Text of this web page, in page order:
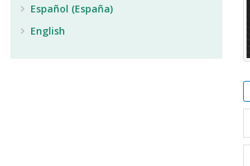
Español (España)
English